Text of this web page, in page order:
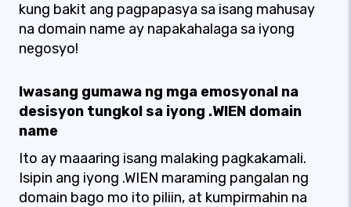
kung bakit ang pagpapasya sa isang mahusay
na domain name ay napakahalaga sa iyong
negosyo!
Iwasang gumawa ng mga emosyonal na
desisyon tungkol sa iyong .WIEN domain
name
Ito ay maaaring isang malaking pagkakamali.
Isipin ang iyong .WIEN maraming pangalan ng
domain bago mo ito piliin, at kumpirmahin na